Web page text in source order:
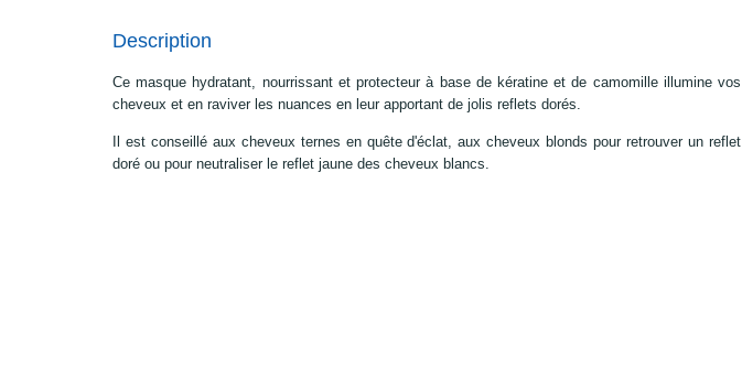
Description
Ce masque hydratant, nourrissant et protecteur à base de kératine et de camomille illumine vos
cheveux et en raviver les nuances en leur apportant de jolis reflets dorés.
Il est conseillé aux cheveux ternes en quête d'éclat, aux cheveux blonds pour retrouver un reflet
doré ou pour neutraliser le reflet jaune des cheveux blancs.